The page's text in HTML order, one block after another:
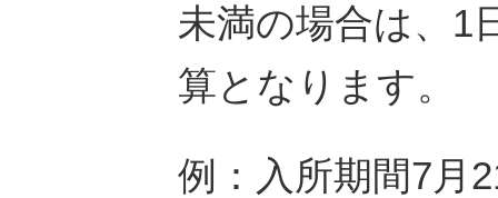
未満の場合は、1
算となります。
例：入所期間7月